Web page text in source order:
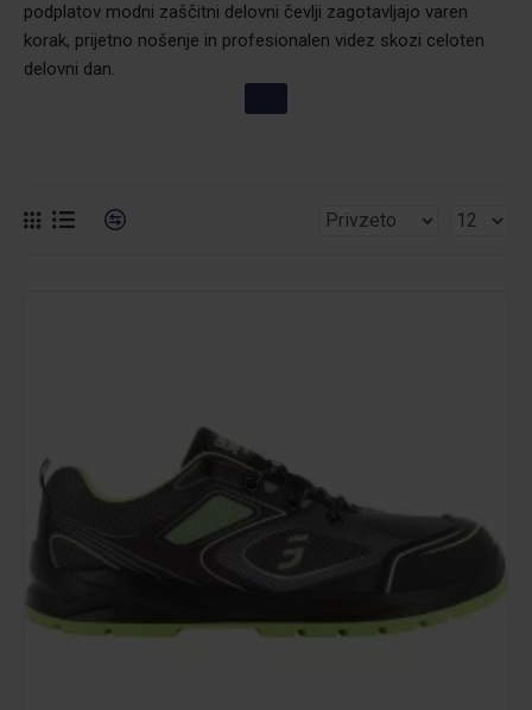
podplatov modni zaščitni delovni čevlji zagotavljajo varen
korak, prijetno nošenje in profesionalen videz skozi celoten
delovni dan.